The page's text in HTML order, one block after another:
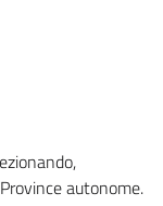
autonome.